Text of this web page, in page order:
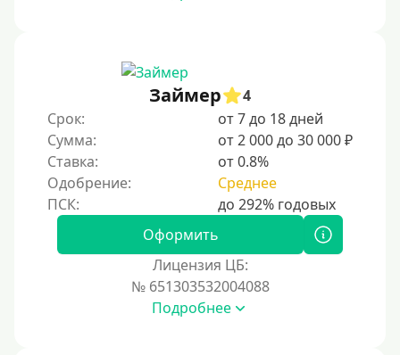
По ИНН
По загранпаспорту
По военному билету
По водительскому удостоверению
Без СНИЛСа
Займер
4
Срок:
от 7 до 18 дней
Сумма:
от 2 000 до 30 000 ₽
Ставка:
от 0.8%
Одобрение:
Среднее
Оформить
Лицензия ЦБ:
№ 651303532004088
Подробнее